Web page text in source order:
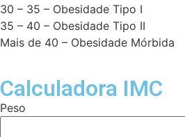
30 – 35 – Obesidade Tipo I
35 – 40 – Obesidade Tipo II
Mais de 40 – Obesidade Mórbida
Calculadora IMC
Peso